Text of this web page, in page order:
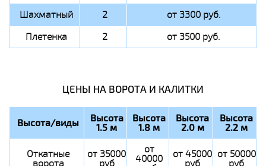
Шахматный
2
от 3300 руб.
Плетенка
2 от 3500 руб.
ЦЕНЫ НА ВОРОТА И КАЛИТКИ
Высота/виды Высота
1.5 м
Высота
1.8 м
Высота
2.0 м
Высота
2.2 м
Откатные
ворота
от 35000
руб
от
40000 от 45000
руб
от 50000
руб